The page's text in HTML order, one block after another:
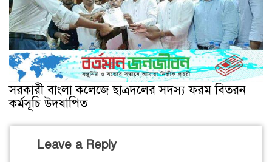
সরকারী বাংলা কলেজে ছাত্রদলের সদস্য ফরম বিতরন
কর্মসূচি উদযাপিত
Leave a Reply